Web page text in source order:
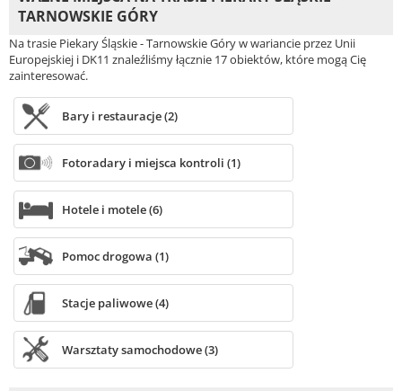
TARNOWSKIE GÓRY
Na trasie Piekary Śląskie - Tarnowskie Góry w wariancie przez Unii
Europejskiej i DK11 znaleźliśmy łącznie 17 obiektów, które mogą Cię
zainteresować.
Bary i restauracje (2)
Fotoradary i miejsca kontroli (1)
Hotele i motele (6)
Pomoc drogowa (1)
Stacje paliwowe (4)
Warsztaty samochodowe (3)